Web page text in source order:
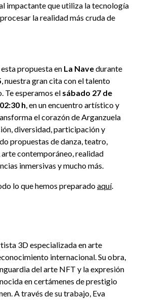
impactante que utiliza la tecnología
la realidad más cruda de
propuesta en La Navedurante
, nuestra gran cita con el talento
Te esperamos el sábado 27 de
h, en un encuentro artístico y
el corazón de Arganzuela
diversidad, participación y
propuestas de danza, teatro,
contemporáneo, realidad
inmersivas y mucho más.
lo que hemos preparadoaquí.
3D especializada en arte
internacional. Su obra,
del arte NFT y la expresión
en certámenes de prestigio
A través de su trabajo, Eva